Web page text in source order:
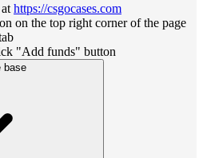
https://csgocases.com
on the top right corner of the page
"Add funds" button
base